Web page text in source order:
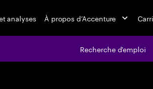
analyses À propos d’Accenture
Recherche d'emploi